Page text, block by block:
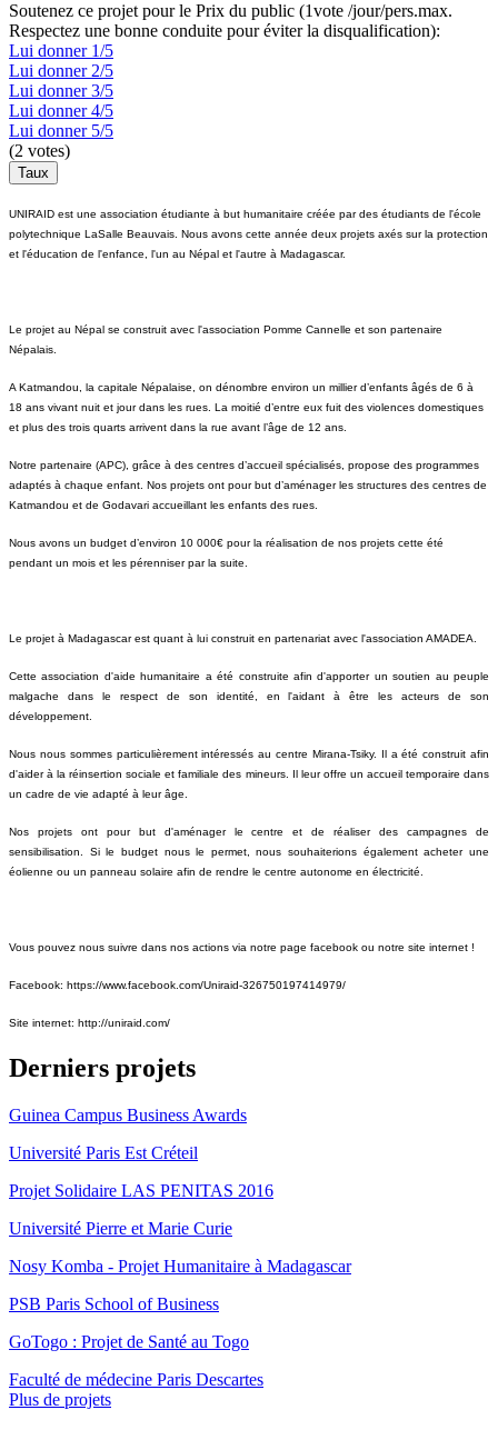
Soutenez ce projet pour le Prix du public (1vote /jour/pers.max.
Respectez une bonne conduite pour éviter la disqualification):
Lui donner 1/5
Lui donner 2/5
Lui donner 3/5
Lui donner 4/5
Lui donner 5/5
(2 votes)
UNIRAID est une association étudiante à but humanitaire créée par des étudiants de l'école
polytechnique LaSalle Beauvais. Nous avons cette année deux projets axés sur la protection
et l'éducation de l'enfance, l'un au Népal et l'autre à Madagascar.
Le projet au Népal se construit avec l'association Pomme Cannelle et son partenaire
Népalais.
A Katmandou, la capitale Népalaise, on dénombre environ un millier d’enfants âgés de 6 à
18 ans vivant nuit et jour dans les rues. La moitié d’entre eux fuit des violences domestiques
et plus des trois quarts arrivent dans la rue avant l’âge de 12 ans.
Notre partenaire (APC), grâce à des centres d’accueil spécialisés, propose des programmes
adaptés à chaque enfant. Nos projets ont pour but d’aménager les structures des centres de
Katmandou et de Godavari accueillant les enfants des rues.
Nous avons un budget d’environ 10 000€ pour la réalisation de nos projets cette été
pendant un mois et les pérenniser par la suite.
Le projet à Madagascar est quant à lui construit en partenariat avec l'association AMADEA.
Cette association d'aide humanitaire a été construite afin d'apporter un soutien au peuple
malgache dans le respect de son identité, en l'aidant à être les acteurs de son
développement.
Nous nous sommes particulièrement intéressés au centre Mirana-Tsiky. Il a été construit afin
d'aider à la réinsertion sociale et familiale des mineurs. Il leur offre un accueil temporaire dans
un cadre de vie adapté à leur âge.
Nos projets ont pour but d'aménager le centre et de réaliser des campagnes de
sensibilisation. Si le budget nous le permet, nous souhaiterions également acheter une
éolienne ou un panneau solaire afin de rendre le centre autonome en électricité.
Vous pouvez nous suivre dans nos actions via notre page facebook ou notre site internet !
Facebook: https://www.facebook.com/Uniraid-326750197414979/
Site internet: http://uniraid.com/
Derniers projets
Guinea Campus Business Awards
Université Paris Est Créteil
Projet Solidaire LAS PENITAS 2016
Université Pierre et Marie Curie
Nosy Komba - Projet Humanitaire à Madagascar
PSB Paris School of Business
GoTogo : Projet de Santé au Togo
Faculté de médecine Paris Descartes
Plus de projets